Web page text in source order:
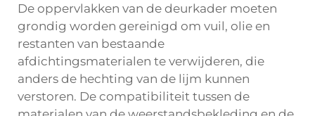
De oppervlakken van de deurkader moeten
grondig worden gereinigd om vuil, olie en
restanten van bestaande
afdichtingsmaterialen te verwijderen, die
anders de hechting van de lijm kunnen
verstoren. De compatibiliteit tussen de